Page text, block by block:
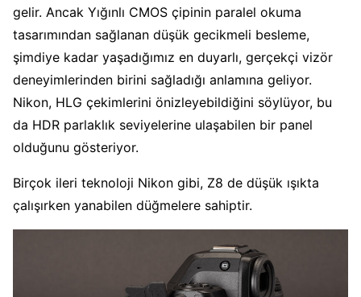
gelir. Ancak Yığınlı CMOS çipinin paralel okuma
tasarımından sağlanan düşük gecikmeli besleme,
şimdiye kadar yaşadığımız en duyarlı, gerçekçi vizör
deneyimlerinden birini sağladığı anlamına geliyor.
Nikon, HLG çekimlerini önizleyebildiğini söylüyor, bu
da HDR parlaklık seviyelerine ulaşabilen bir panel
olduğunu gösteriyor.
Birçok ileri teknoloji Nikon gibi, Z8 de düşük ışıkta
çalışırken yanabilen düğmelere sahiptir.